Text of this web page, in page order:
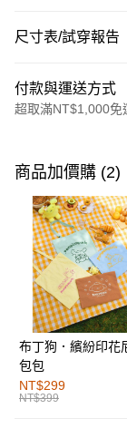
尺寸表/試穿報告
付款與運送方式
超取滿NT$1,000免
信用卡一次付款
購物金
超商取貨付款
LINE Pay
街口支付
運送方式
全家取貨付款
每筆NT$60，滿
商品加價購 (2)
布丁狗．繽紛印花
包包
NT$299
NT$399